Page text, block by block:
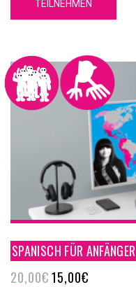
Unser GA1-1 Spanische
TEILNEHMEN
SPANISCH FÜR
20,00€ 15,00€